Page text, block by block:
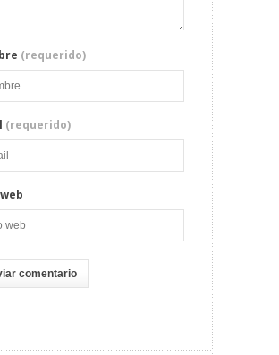
(requerido)
(requerido)